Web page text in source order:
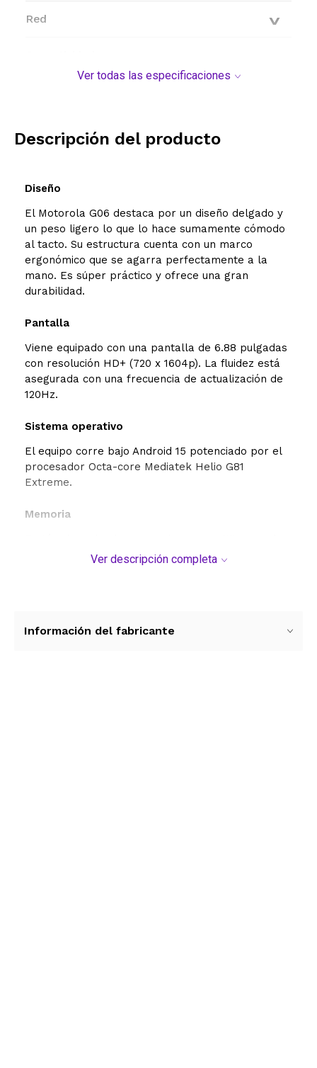
Red
Ver todas las especificaciones
Descripción del producto
Diseño
El Motorola G06 destaca por un diseño delgado y
un peso ligero lo que lo hace sumamente cómodo
al tacto. Su estructura cuenta con un marco
ergonómico que se agarra perfectamente a la
mano. Es súper práctico y ofrece una gran
durabilidad.
Pantalla
Viene equipado con una pantalla de 6.88 pulgadas
con resolución HD+ (720 x 1604p). La fluidez está
asegurada con una frecuencia de actualización de
120Hz.
Sistema operativo
El equipo corre bajo Android 15 potenciado por el
procesador Octa-core Mediatek Helio G81
Extreme.
Memoria
dispositivo ofrece un buen rendimiento con una
Ver descripción completa
Información del fabricante